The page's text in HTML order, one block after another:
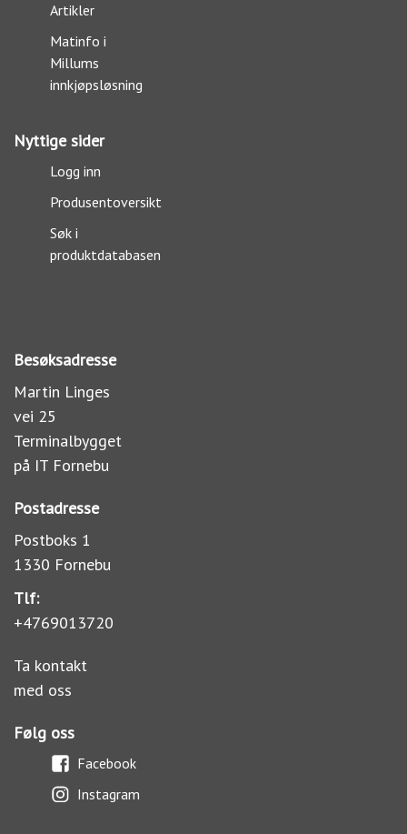
Artikler
Matinfo i
Millums
innkjøpsløsning
Nyttige sider
Logg inn
Produsentoversikt
Søk i
produktdatabasen
Besøksadresse
Martin Linges
vei 25
Terminalbygget
på IT Fornebu
Postadresse
Postboks 1
1330 Fornebu
Tlf:
+4769013720
Ta kontakt
med oss
Følg oss
Facebook
Instagram